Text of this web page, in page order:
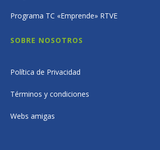
Programa TC «Emprende» RTVE
SOBRE NOSOTROS
Política de Privacidad
Términos y condiciones
Webs amigas